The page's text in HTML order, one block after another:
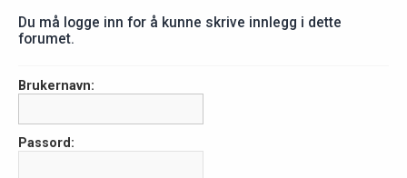
Du må logge inn for å kunne skrive innlegg i dette
forumet.
Brukernavn:
Passord: